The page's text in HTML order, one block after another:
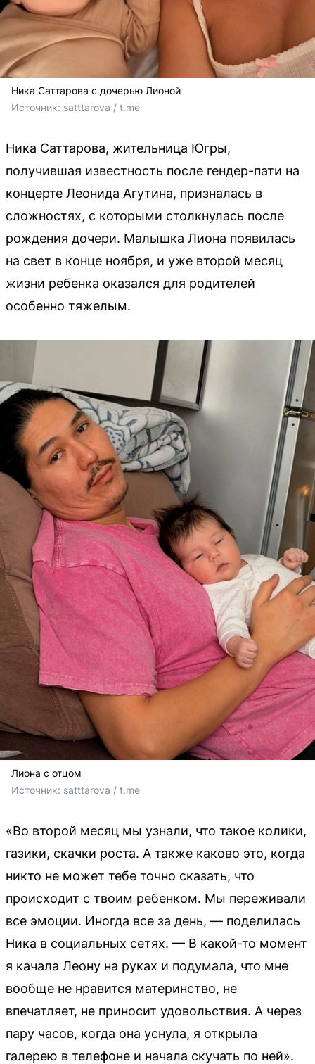
Ника Саттарова с дочерью Лионой
Источник: satttarova / t.me
Ника Саттарова, жительница Югры,
получившая известность после гендер-пати на
концерте Леонида Агутина, призналась в
сложностях, с которыми столкнулась после
рождения дочери. Малышка Лиона появилась
на свет в конце ноября, и уже второй месяц
жизни ребенка оказался для родителей
особенно тяжелым.
Лиона с отцом
Источник: satttarova / t.me
«Во второй месяц мы узнали, что такое колики,
газики, скачки роста. А также каково это, когда
никто не может тебе точно сказать, что
происходит с твоим ребенком. Мы переживали
все эмоции. Иногда все за день, — поделилась
Ника в социальных сетях. — В какой-то момент
я качала Леону на руках и подумала, что мне
вообще не нравится материнство, не
впечатляет, не приносит удовольствия. А через
пару часов, когда она уснула, я открыла
галерею в телефоне и начала скучать по ней».